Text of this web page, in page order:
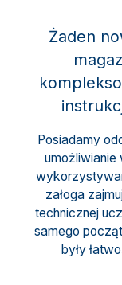
Żaden
Posiadamy
umożliwianie
załoga
technicznej
samego
były